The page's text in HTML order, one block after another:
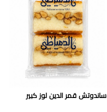
ساندوتش قمر الدين لوز كبير